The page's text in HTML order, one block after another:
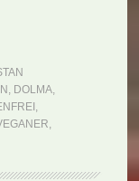
, DOLMA,
,
,